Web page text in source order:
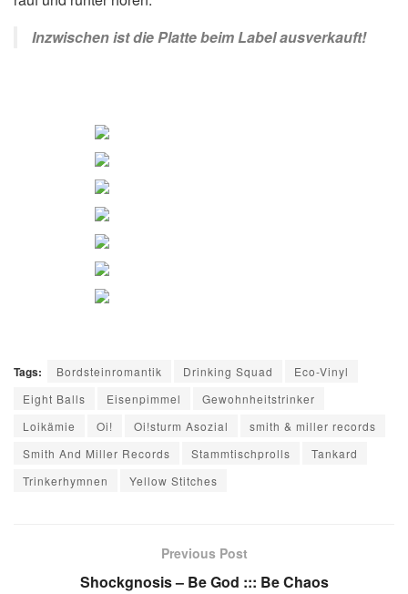
Inzwischen ist die Platte beim Label ausverkauft!
Tags: Bordsteinromantik Drinking Squad
Eco-Vinyl
Eight Balls
Eisenpimmel
Gewohnheitstrinker
Loikämie
Oi! Oi!sturm Asozial
smith & miller records
Smith And Miller Records
Stammtischprolls
Tankard
Trinkerhymnen
Yellow Stitches
Previous Post
Shockgnosis – Be God ::: Be Chaos